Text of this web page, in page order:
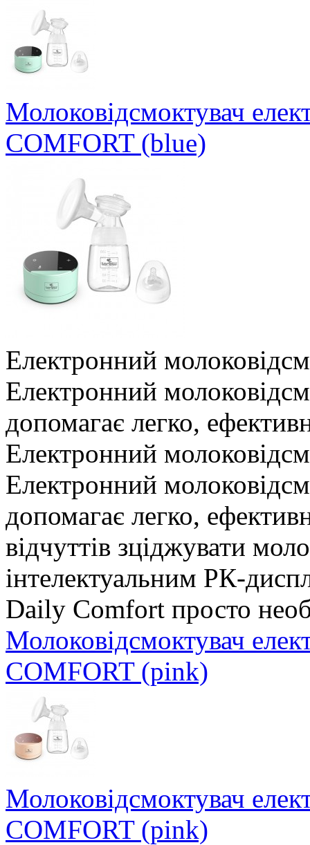
Молоковідсмоктувач
COMFORT (blue)
Електронний
Електронний
допомагає легко,
Електронний
Електронний
допомагає легко,
відчуттів зціджувати
інтелектуальним РК-
Daily Comfort просто
Молоковідсмоктувач
COMFORT (pink)
Молоковідсмоктувач
COMFORT (pink)